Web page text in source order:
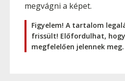
megvágni a képet.
Figyelem! A tartalom
frissült! Előfordulhat,
megfelelően jelennek meg.